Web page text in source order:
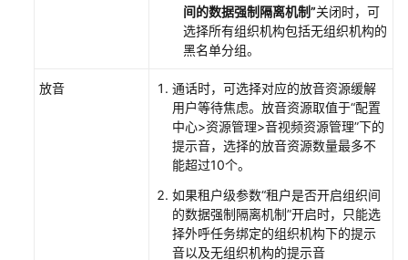
间的数据强制隔离机制”关闭时，可
选择所有组织机构包括无组织机构的
黑名单分组。
放音
通话时，可选择对应的放音资源缓解
用户等待焦虑。放音资源取值于“配置
中心>资源管理>音视频资源管理”下的
提示音，选择的放音资源数量最多不
能超过10个。
如果租户级参数“租户是否开启组织间
的数据强制隔离机制”开启时，只能选
择外呼任务绑定的组织机构下的提示
音以及无组织机构的提示音